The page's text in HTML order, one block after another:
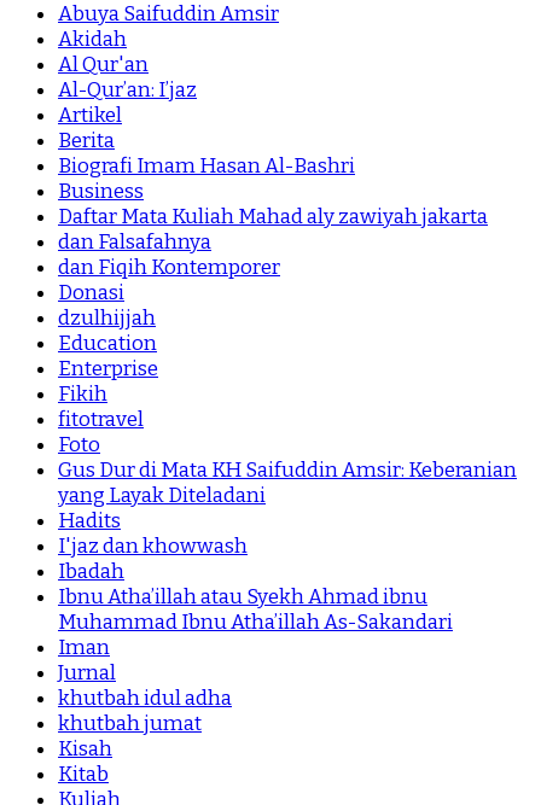
Abuya Saifuddin Amsir
Akidah
Al Qur'an
Al-Qur’an: I’jaz
Artikel
Berita
Biografi Imam Hasan Al-Bashri
Business
Daftar Mata Kuliah Mahad aly zawiyah jakarta
dan Falsafahnya
dan Fiqih Kontemporer
Donasi
dzulhijjah
Education
Enterprise
Fikih
fitotravel
Foto
Gus Dur di Mata KH Saifuddin Amsir: Keberanian
yang Layak Diteladani
Hadits
I'jaz dan khowwash
Ibadah
Ibnu Atha’illah atau Syekh Ahmad ibnu
Muhammad Ibnu Atha’illah As-Sakandari
Iman
Jurnal
khutbah idul adha
khutbah jumat
Kisah
Kitab